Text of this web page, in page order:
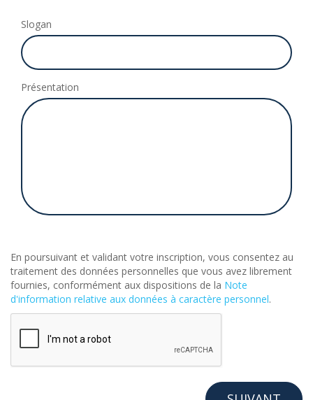
Slogan
Présentation
En poursuivant et validant votre inscription, vous consentez au
traitement des données personnelles que vous avez librement
fournies, conformément aux dispositions de la Note
d'information relative aux données à caractère personnel.